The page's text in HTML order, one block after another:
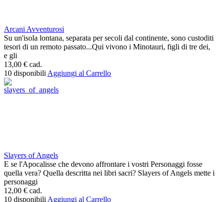
Arcani Avventurosi
Su un'isola lontana, separata per secoli dal continente, sono custoditi
tesori di un remoto passato...Qui vivono i Minotauri, figli di tre dei,
e gli
13,00 € cad.
10 disponibili Aggiungi al Carrello
Slayers of Angels
E se l'Apocalisse che devono affrontare i vostri Personaggi fosse
quella vera? Quella descritta nei libri sacri? Slayers of Angels mette i
personaggi
12,00 € cad.
10 disponibili Aggiungi al Carrello